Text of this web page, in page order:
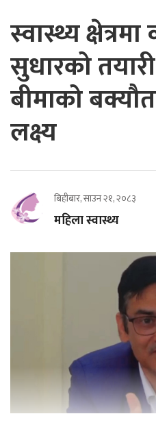
स्वास्थ्य
सुधारको
बीमाको
लक्ष्य
बिहीबार, साउन २१, २०८३
महिला स्वास्थ्य